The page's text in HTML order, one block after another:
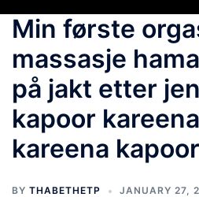
Min første
massasje
på jakt etter
kapoor
kareena kapoor
BY THABETHETP JANUARY 27,